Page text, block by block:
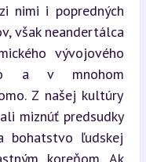
nimi i popredných
však neandertálca
vývojového
a v mnohom
Z našej kultúry
miznúť predsudky
bohatstvo ľudskej